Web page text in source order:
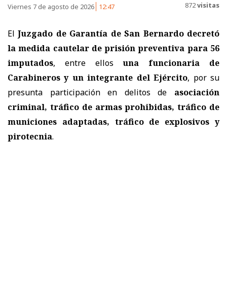
Viernes 7 de agosto de 2026 12:47 872visitas
ElJuzgado de Garantía de San Bernardo decretó
la medida cautelar de prisión preventiva para 56
imputados, entre ellosuna funcionaria de
Carabineros y un integrante del Ejército, por su
presunta participación en delitos de asociación
criminal, tráfico de armas prohibidas, tráfico de
municiones adaptadas, tráfico de explosivos y
pirotecnia.